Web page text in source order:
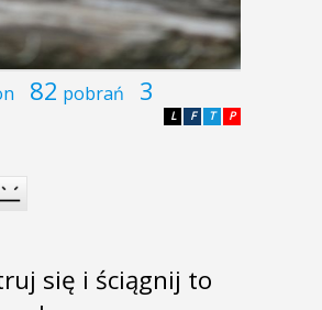
82 pobrań 3
P
T
F
L
się i ściągnij to